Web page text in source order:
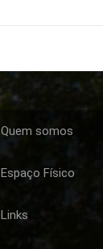
Quem somos
Espaço Físico
Links